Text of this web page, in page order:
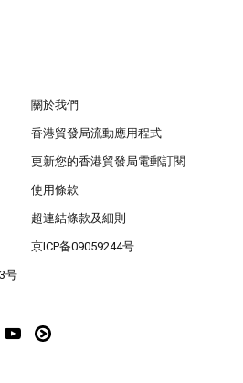
關於我們
香港貿發局流動應用程式
更新您的香港貿發局電郵訂閱
使用條款
超連結條款及細則
京ICP备09059244号
号